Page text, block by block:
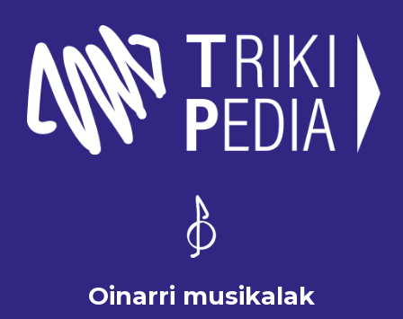
Oinarri musikalak